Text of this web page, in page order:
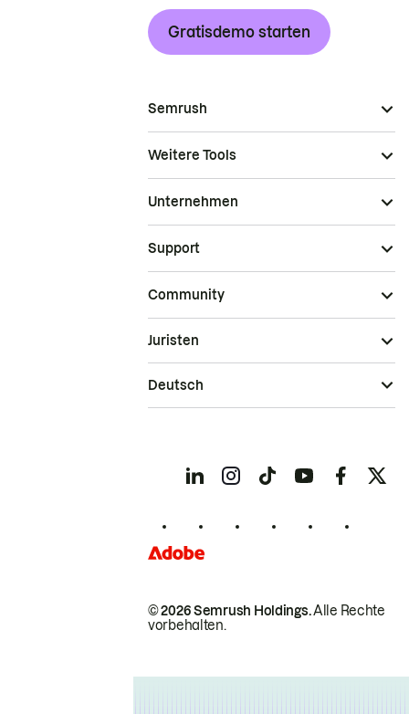
Gratisdemo starten
Semrush
Weitere Tools
Unternehmen
Support
Community
© 2026 Semrush Holdings.Alle Rechte
vorbehalten.
Juristen
Deutsch